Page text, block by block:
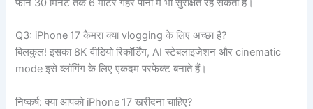
फोन 30 मिनट तक 6 मीटर गहरे पानी में भी सुरक्षित रह सकता है।
Q3: iPhone 17 कैमरा क्या vlogging के लिए अच्छा है?
बिलकुल! इसका 8K वीडियो रिकॉर्डिंग, AI स्टेबलाइजेशन और cinematic
mode इसे व्लॉगिंग के लिए एकदम परफेक्ट बनाते हैं।
निष्कर्ष: क्या आपको iPhone 17 खरीदना चाहिए?